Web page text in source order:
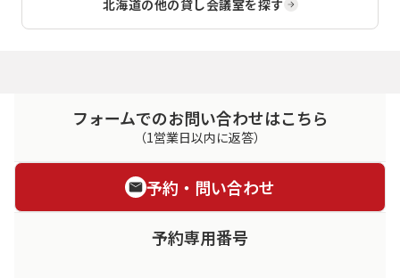
北海道の他の貸し会議室を探す
フォームでのお問い合わせはこちら
（1営業日以内に返答）
予約・問い合わせ
予約専用番号